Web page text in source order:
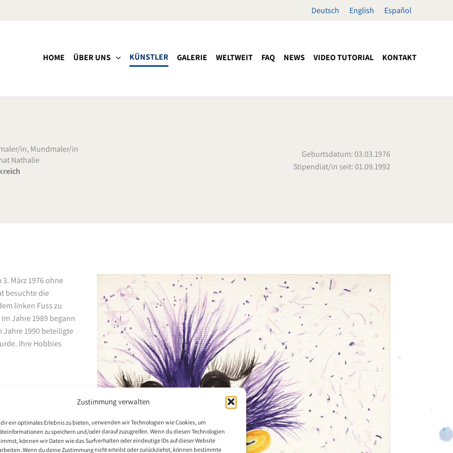
Zustimmung verwalten
ein optimales Erlebnis zu bieten, verwenden wir Technologien wie Cookies, um
zu speichern und/oder darauf zuzugreifen. Wenn du diesen Technologien
können wir Daten wie das Surfverhalten oder eindeutige IDs auf dieser Website
Wenn du deine Zustimmung nicht erteilst oder zurückziehst, können bestimmte
Deutsch English Español
HOME ÜBER UNS KÜNSTLER GALERIE WELTWEIT FAQ NEWS VIDEO TUTORIAL KONTAKT
in, Mundmaler/in
Nathalie
Geburtsdatum: 03.03.1976
Stipendiat/in seit: 01.09.1992
März 1976 ohne
besuchte die
linken Fuss zu
Jahre 1989 begann
Jahre 1990 beteiligte
Ihre Hobbies